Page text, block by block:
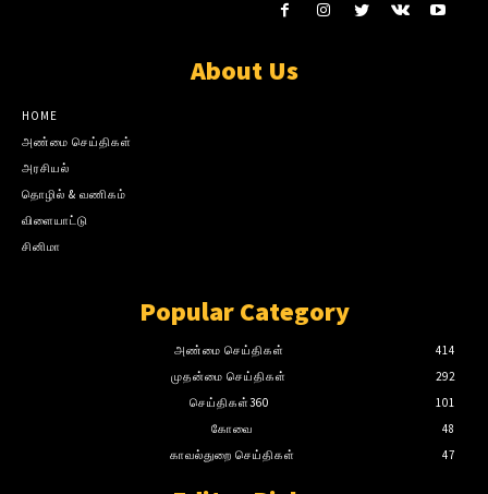
About Us
HOME
அண்மை செய்திகள்
அரசியல்
தொழில் & வணிகம்
விளையாட்டு
சினிமா
Popular Category
அண்மை செய்திகள்
414
முதன்மை செய்திகள்
292
செய்திகள்360
101
கோவை
48
காவல்துறை செய்திகள்
47